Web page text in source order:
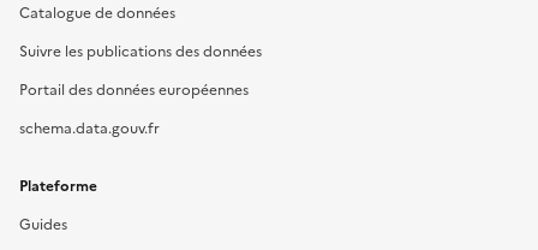
Catalogue de données
Suivre les publications des données
Portail des données européennes
schema.data.gouv.fr
Plateforme
Guides